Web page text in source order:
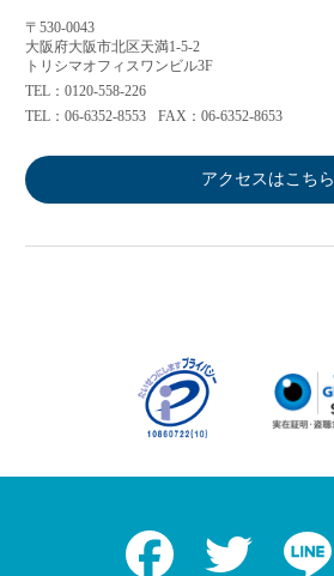
〒530-0043
大阪府大阪市北区天満1-5-2
トリシマオフィスワンビル3F
TEL：0120-558-226
TEL：06-6352-8553
FAX：06-6352-8653
アクセスはこちら
Facebook Twitter